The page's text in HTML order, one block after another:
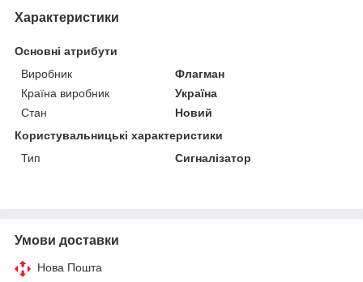
Характеристики
Основні атрибути
Виробник
Флагман
Країна виробник
Україна
Стан
Новий
Користувальницькі характеристики
Тип
Сигналізатор
Умови доставки
Нова Пошта